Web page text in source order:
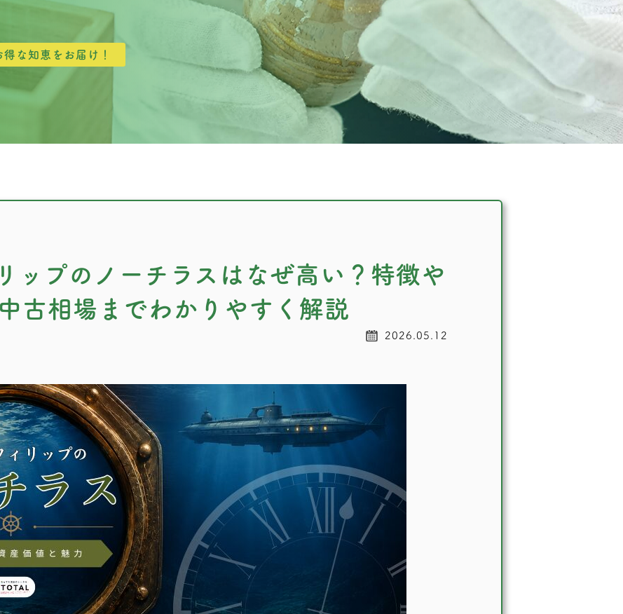
な知恵をお届け！
ップのノーチラスはなぜ高い？特徴や
古相場までわかりやすく解説
2026.05.12